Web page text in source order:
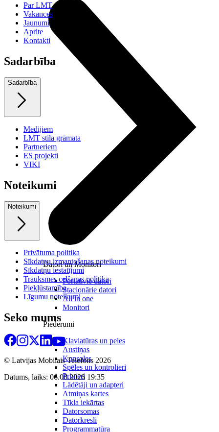
Datori un Monitori
Portatīvie datori
Stacionārie datori
All in one
Monitori
Piederumi
Klaviatūras un peles
Austiņas
Konsoles
Spēles un kontrolieri
Printeri
Lādētāji un adapteri
Atmiņas kartes
Tīkla iekārtas
Datorsomas
Datorkrēsli
Programmatūra
Par LMT
Vakances
Jaunumi
Aprite
Kontakti
Sadarbība
Sadarbība
Medijiem
LMT stila grāmata
Partneriem
ES projekti
VIKI
Noteikumi
Noteikumi
Privātuma politika
Sīkdatņu izmantošanas noteikumi
Sīkdatņu iestatījumi
Trauksmes celšanas politika
Piekļūstamība
Līgumu noteikumi
Seko mums
© Latvijas Mobilais Telefons 2026
Datums, laiks: 06.08.2026 19:35